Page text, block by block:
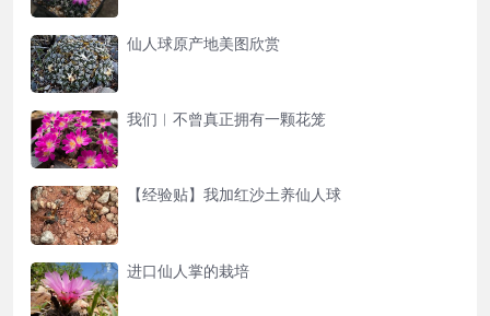
仙人球原产地美图欣赏
我们︱不曾真正拥有一颗花笼
【经验贴】我加红沙土养仙人球
进口仙人掌的栽培